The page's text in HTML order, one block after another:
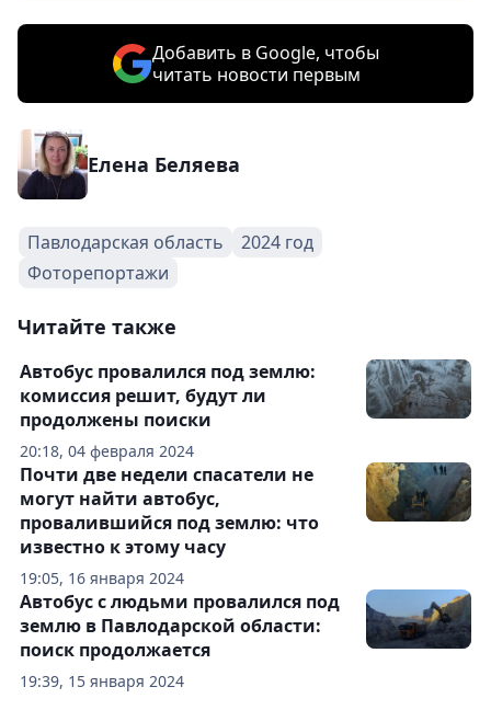
Добавить в Google, чтобы
читать новости первым
Елена Беляева
Павлодарская область
2024 год
Фоторепортажи
Читайте также
20:18, 04 февраля 2024
Автобус провалился под землю:
комиссия решит, будут ли
продолжены поиски
19:05, 16 января 2024
Почти две недели спасатели не
могут найти автобус,
провалившийся под землю: что
известно к этому часу
19:39, 15 января 2024
Автобус с людьми провалился под
землю в Павлодарской области:
поиск продолжается